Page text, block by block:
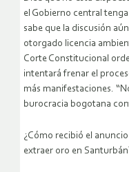
el Gobierno central
sabe que la discusión
otorgado licencia
Corte Constitucional
intentará frenar el
más manifestaciones.
burocracia bogotana
¿Cómo recibió el
extraer oro en